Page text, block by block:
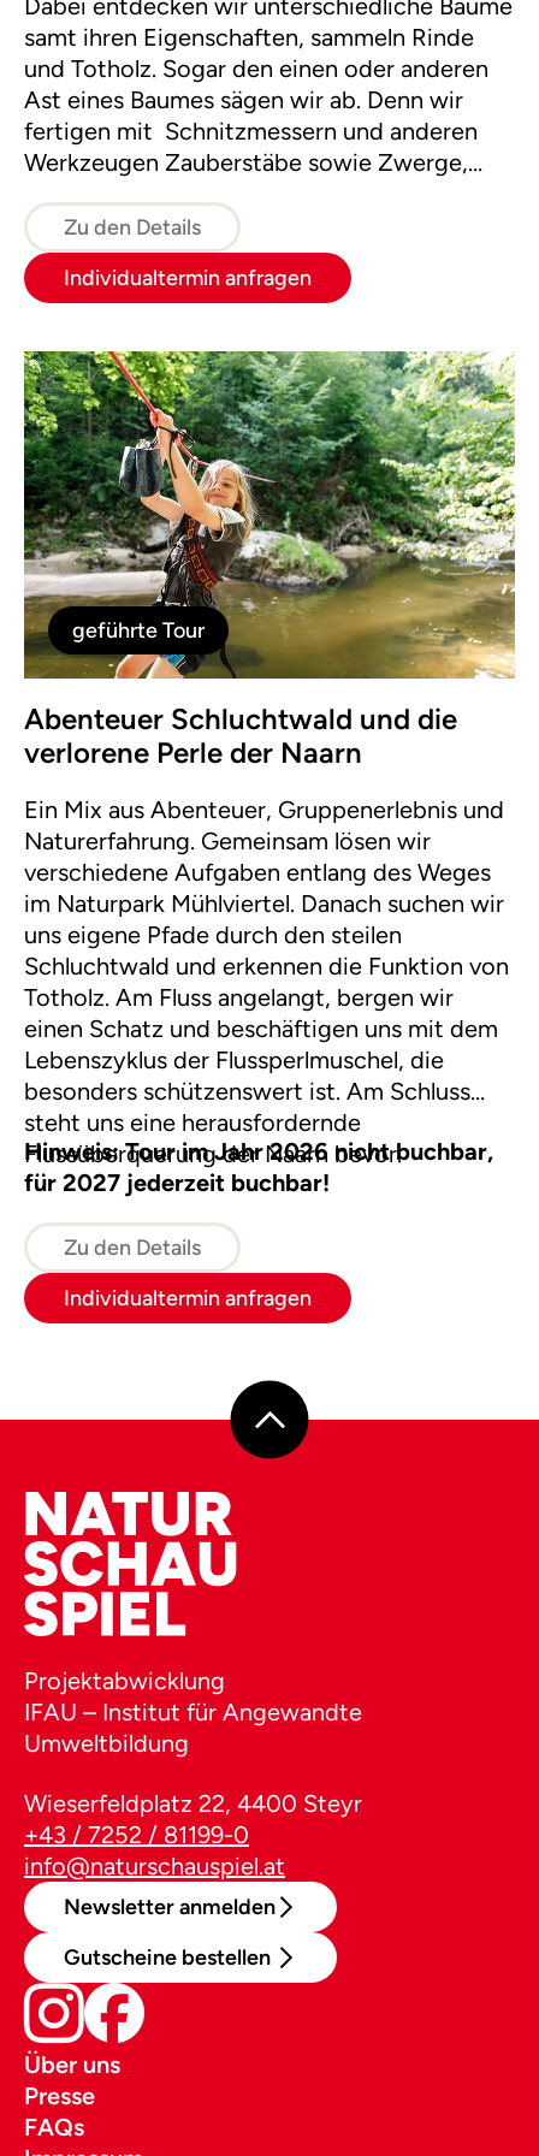
samt ihren Eigenschaften, sammeln Rinde
und Totholz. Sogar den einen oder anderen
Ast eines Baumes sägen wir ab. Denn wir
fertigen mit Schnitzmessern und anderen
Werkzeugen Zauberstäbe sowie Zwerge,
Waldes, die wir mit Fantasie zum Leben
erwecken.
Zu den Details
Individualtermin anfragen
geführte Tour
Abenteuer Schluchtwald und die
verlorene Perle der Naarn
Ein Mix aus Abenteuer, Gruppenerlebnis und
Naturerfahrung. Gemeinsam lösen wir
verschiedene Aufgaben entlang des Weges
im Naturpark Mühlviertel. Danach suchen wir
uns eigene Pfade durch den steilen
Schluchtwald und erkennen die Funktion von
Totholz. Am Fluss angelangt, bergen wir
einen Schatz und beschäftigen uns mit dem
Lebenszyklus der Flussperlmuschel, die
besonders schützenswert ist. Am Schluss
steht uns eine herausfordernde
Flussüberquerung der Naarn bevor.
Hinweis: Tour im Jahr 2026 nicht buchbar,
für 2027 jederzeit buchbar!
Zu den Details
Individualtermin anfragen
Projektabwicklung
IFAU – Institut für Angewandte
Umweltbildung
Wieserfeldplatz 22, 4400 Steyr
+43 / 7252 / 81199-0
info@naturschauspiel.at
Newsletter anmelden
Gutscheine bestellen
Über uns
Presse
FAQs